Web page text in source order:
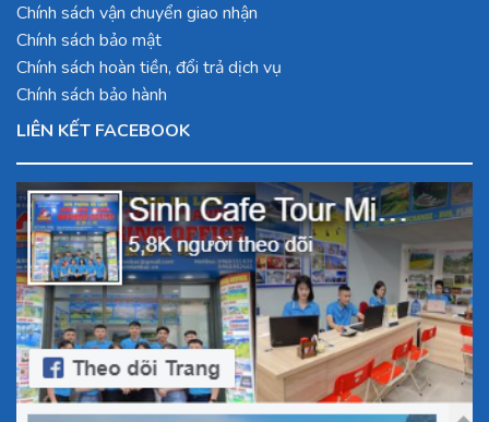
Chính sách vận chuyển giao nhận
Chính sách bảo mật
Chính sách hoàn tiền, đổi trả dịch vụ
Chính sách bảo hành
LIÊN KẾT FACEBOOK